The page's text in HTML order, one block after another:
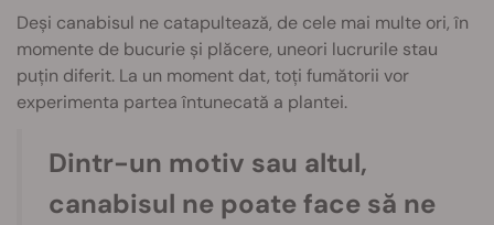
Deși canabisul ne catapultează, de cele mai multe ori, în
momente de bucurie și plăcere, uneori lucrurile stau
puțin diferit. La un moment dat, toți fumătorii vor
experimenta partea întunecată a plantei.
Dintr-un motiv sau altul,
canabisul ne poate face să ne